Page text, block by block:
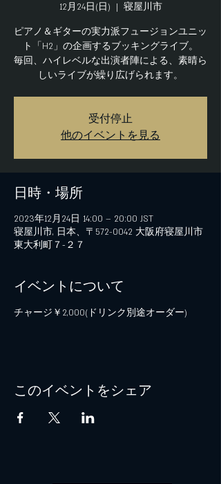
12月24日(日)
  |
寝屋川市
ピアノ＆ギターの実力派フュージョンユニッ
ト「H2」の企画するブッキングライブ。
毎回、ハイレベルな出演者陣による、素晴ら
しいライブが繰り広げられます。
受付停止
他のイベントを見る
日時・場所
2023年12月24日 14:00 – 20:00 JST
寝屋川市, 日本、〒572-0042 大阪府寝屋川市
東大利町７−２７
イベントについて
チャージ￥2,000(ドリンク別途オーダー)
このイベントをシェア